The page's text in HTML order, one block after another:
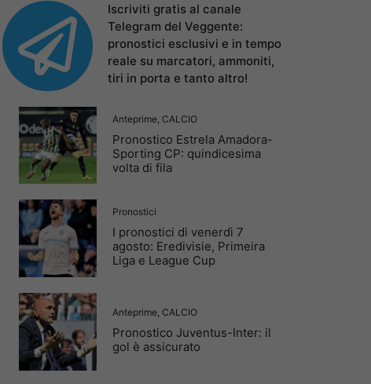
Iscriviti gratis al canale
Telegram del Veggente:
pronostici esclusivi e in tempo
reale su marcatori, ammoniti,
tiri in porta e tanto altro!
Anteprime, CALCIO
Pronostico Estrela Amadora-
Sporting CP: quindicesima
volta di fila
Pronostici
I pronostici di venerdì 7
agosto: Eredivisie, Primeira
Liga e League Cup
Anteprime, CALCIO
Pronostico Juventus-Inter: il
gol è assicurato